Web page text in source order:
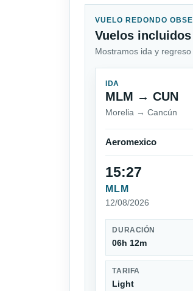
VUELO REDONDO
Vuelos
Mostramos ida y
IDA
MLM → CUN
Morelia → Cancún
Aeromexico
15:27
MLM
12/08/2026
DURACIÓN
06h 12m
TARIFA
Light